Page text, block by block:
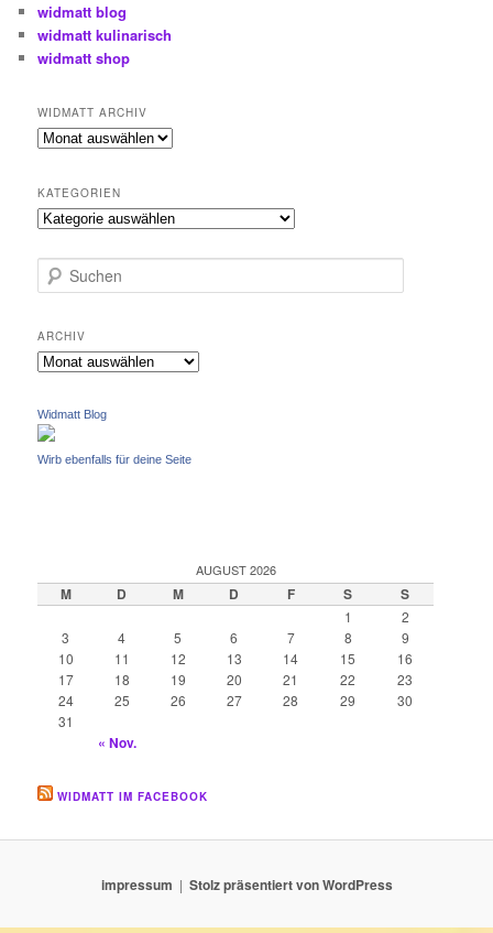
widmatt blog
widmatt kulinarisch
widmatt shop
WIDMATT ARCHIV
widmatt
KATEGORIEN
Kategorien
u
h
e
n
ARCHIV
Archiv
Widmatt Blog
Wirb ebenfalls für deine Seite
AUGUST 2026
M D M D F S S
1
2
3
4 5 6 7 8
9
10
11 12 13 14 15
16
17
18 19 20 21 22
23
24
25 26 27 28 29
30
31
« Nov.
WIDMATT IM FACEBOOK
impressum Stolz präsentiert von WordPress